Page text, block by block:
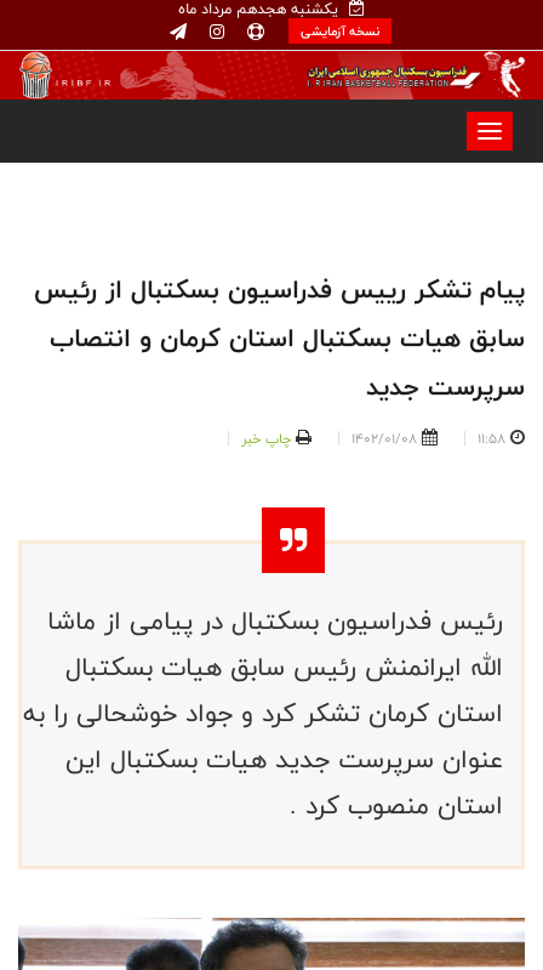
یکشنبه هجدهم مرداد ماه
نسخه آزمایشی
پیام تشکر ريیس فدراسیون بسکتبال از رئیس
سابق هیات بسکتبال استان کرمان و انتصاب
سرپرست جدید
11:58
1402/01/08 چاپ خبر
رئیس فدراسیون بسکتبال در پیامی از ماشا
الله ایرانمنش رئیس سابق هیات بسکتبال
استان کرمان تشکر کرد و جواد خوشحالی را به
عنوان سرپرست جدید هیات بسکتبال این
استان منصوب کرد .